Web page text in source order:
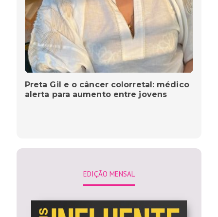
Preta Gil e o câncer colorretal: médico
alerta para aumento entre jovens
EDIÇÃO MENSAL